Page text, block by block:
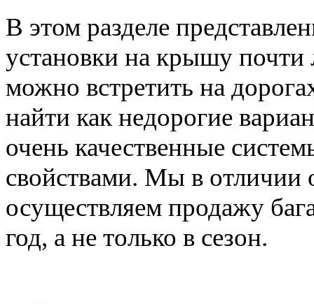
В этом разделе
установки на крышу
можно встретить на
найти как недорогие
очень качественные
свойствами. Мы в отличии
осуществляем продажу
год, а не только в сезон.